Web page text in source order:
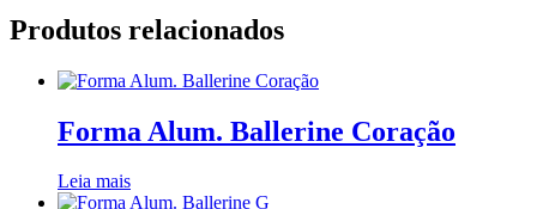
Produtos relacionados
Forma Alum. Ballerine Coração
Leia mais